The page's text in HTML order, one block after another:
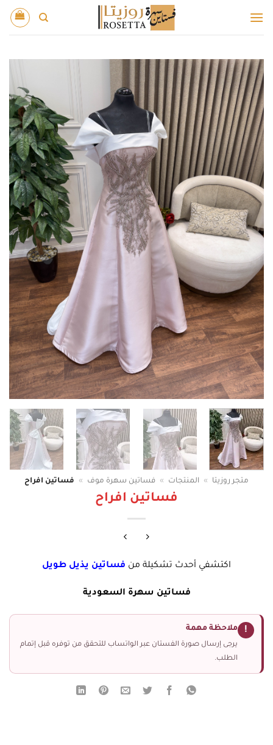
للمحتوى
متجر روزيتا » المنتجات » فساتين سهرة موف » فساتين افراح
فساتين افراح
اكتشفي أحدث تشكيلة من فساتين يذيل طويل
فساتين سهرة السعودية
! ملاحظة مهمة
يرجى إرسال صورة الفستان عبر الواتساب للتحقق من توفره قبل إتمام
الطلب.